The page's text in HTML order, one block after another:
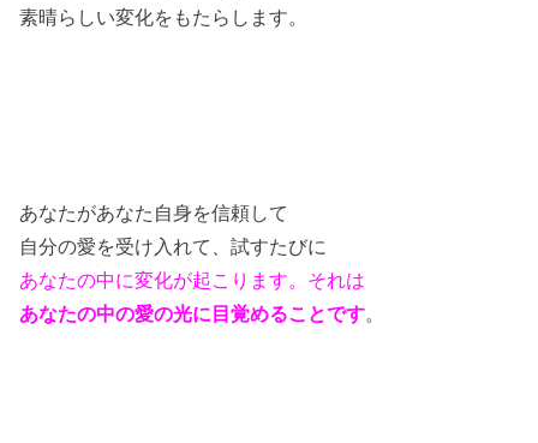
素晴らしい変化をもたらします。
あなたがあなた自身を信頼して
自分の愛を受け入れて、試すたびに
あなたの中に変化が起こります。それは
あなたの中の愛の光に目覚めることです